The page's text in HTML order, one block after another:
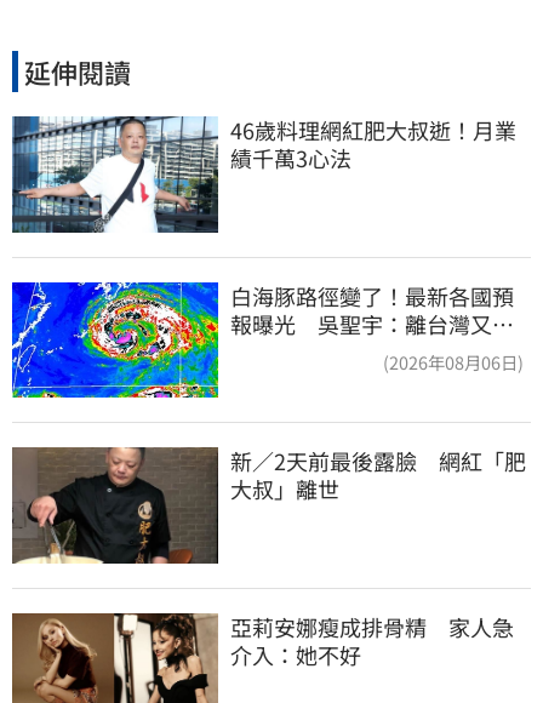
延伸閱讀
46歲料理網紅肥大叔逝！月業
績千萬3心法
白海豚路徑變了！最新各國預
報曝光 吳聖宇：離台灣又更
(2026年08月06日)
新／2天前最後露臉　網紅「肥
大叔」離世
亞莉安娜瘦成排骨精　家人急
介入：她不好